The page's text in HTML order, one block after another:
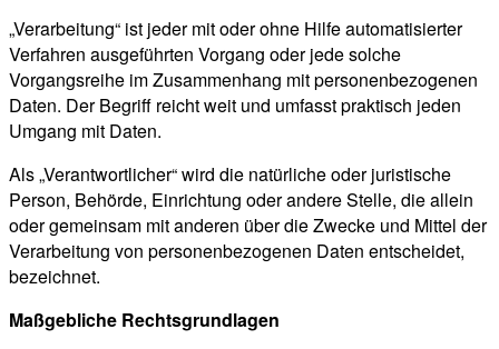
„Verarbeitung“ ist jeder mit oder ohne Hilfe automatisierter
Verfahren ausgeführten Vorgang oder jede solche
Vorgangsreihe im Zusammenhang mit personenbezogenen
Daten. Der Begriff reicht weit und umfasst praktisch jeden
Umgang mit Daten.
Als „Verantwortlicher“ wird die natürliche oder juristische
Person, Behörde, Einrichtung oder andere Stelle, die allein
oder gemeinsam mit anderen über die Zwecke und Mittel der
Verarbeitung von personenbezogenen Daten entscheidet,
bezeichnet.
Maßgebliche Rechtsgrundlagen